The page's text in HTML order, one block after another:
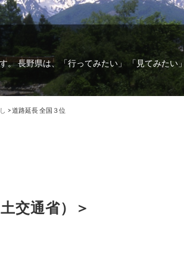
。 長野県は、「行ってみたい」 「見てみたい
>道路延長 全国３位
交通省）＞